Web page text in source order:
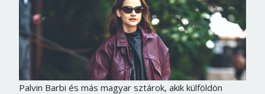
Palvin Barbi és más magyar sztárok, akik külföldön